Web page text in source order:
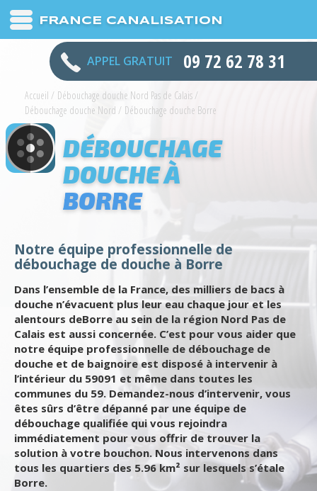
FRANCE CANALISATION
APPEL GRATUIT 09 72 62 78 31
Accueil / Débouchage douche Nord Pas de Calais/
Débouchage douche Nord / Débouchage douche Borre
DÉBOUCHAGE
DOUCHE À
BORRE
Notre équipe professionnelle de
débouchage de douche à Borre
Dans l’ensemble de la France, des milliers de bacs à
douche n’évacuent plus leur eau chaque jour et les
alentours deBorre au sein de la région Nord Pas de
Calais est aussi concernée. C’est pour vous aider que
notre équipe professionnelle de débouchage de
douche et de baignoire est disposé à intervenir à
l’intérieur du 59091 et même dans toutes les
communes du 59. Demandez-nous d’intervenir, vous
êtes sûrs d’être dépanné par une équipe de
débouchage qualifiée qui vous rejoindra
immédiatement pour vous offrir de trouver la
solution à votre bouchon. Nous intervenons dans
tous les quartiers des 5.96 km² sur lesquels s’étale
Borre.